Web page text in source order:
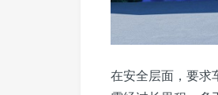
在安全层面，要求